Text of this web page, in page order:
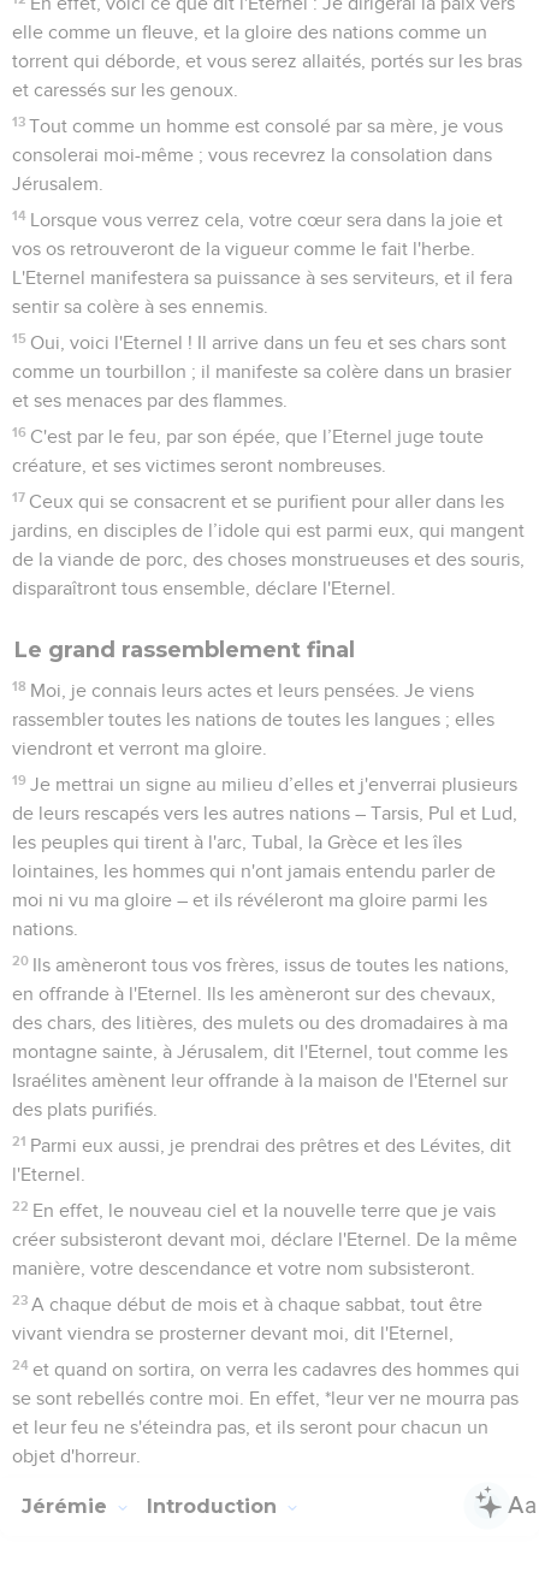
elle comme un fleuve, et la gloire des nations comme un
torrent qui déborde, et vous serez allaités, portés sur les bras
et caressés sur les genoux.
13 Tout comme un homme est consolé par sa mère, je vous
consolerai moi-même ; vous recevrez la consolation dans
Jérusalem.
14 Lorsque vous verrez cela, votre cœur sera dans la joie et
vos os retrouveront de la vigueur comme le fait l'herbe.
L'Eternel manifestera sa puissance à ses serviteurs, et il fera
sentir sa colère à ses ennemis.
15 Oui, voici l'Eternel ! Il arrive dans un feu et ses chars sont
comme un tourbillon ; il manifeste sa colère dans un brasier
et ses menaces par des flammes.
16 C'est par le feu, par son épée, que l’Eternel juge toute
créature, et ses victimes seront nombreuses.
17 Ceux qui se consacrent et se purifient pour aller dans les
jardins, en disciples de l’idole qui est parmi eux, qui mangent
de la viande de porc, des choses monstrueuses et des souris,
disparaîtront tous ensemble, déclare l'Eternel.
Le grand rassemblement final
18 Moi, je connais leurs actes et leurs pensées. Je viens
rassembler toutes les nations de toutes les langues ; elles
viendront et verront ma gloire.
19 Je mettrai un signe au milieu d’elles et j'enverrai plusieurs
de leurs rescapés vers les autres nations – Tarsis, Pul et Lud,
les peuples qui tirent à l'arc, Tubal, la Grèce et les îles
lointaines, les hommes qui n'ont jamais entendu parler de
moi ni vu ma gloire – et ils révéleront ma gloire parmi les
nations.
20 Ils amèneront tous vos frères, issus de toutes les nations,
en offrande à l'Eternel. Ils les amèneront sur des chevaux,
des chars, des litières, des mulets ou des dromadaires à ma
montagne sainte, à Jérusalem, dit l'Eternel, tout comme les
Israélites amènent leur offrande à la maison de l'Eternel sur
des plats purifiés.
21 Parmi eux aussi, je prendrai des prêtres et des Lévites, dit
l'Eternel.
22 En effet, le nouveau ciel et la nouvelle terre que je vais
créer subsisteront devant moi, déclare l'Eternel. De la même
manière, votre descendance et votre nom subsisteront.
23 A chaque début de mois et à chaque sabbat, tout être
vivant viendra se prosterner devant moi, dit l'Eternel,
24 et quand on sortira, on verra les cadavres des hommes qui
se sont rebellés contre moi. En effet, *leur ver ne mourra pas
et leur feu ne s'éteindra pas, et ils seront pour chacun un
objet d'horreur.
Jérémie Introduction